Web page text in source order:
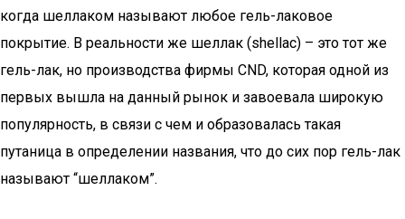
когда шеллаком называют любое гель-лаковое
покрытие. В реальности же шеллак (shellac) – это тот же
гель-лак, но производства фирмы CND, которая одной из
первых вышла на данный рынок и завоевала широкую
популярность, в связи с чем и образовалась такая
путаница в определении названия, что до сих пор гель-лак
называют “шеллаком”.